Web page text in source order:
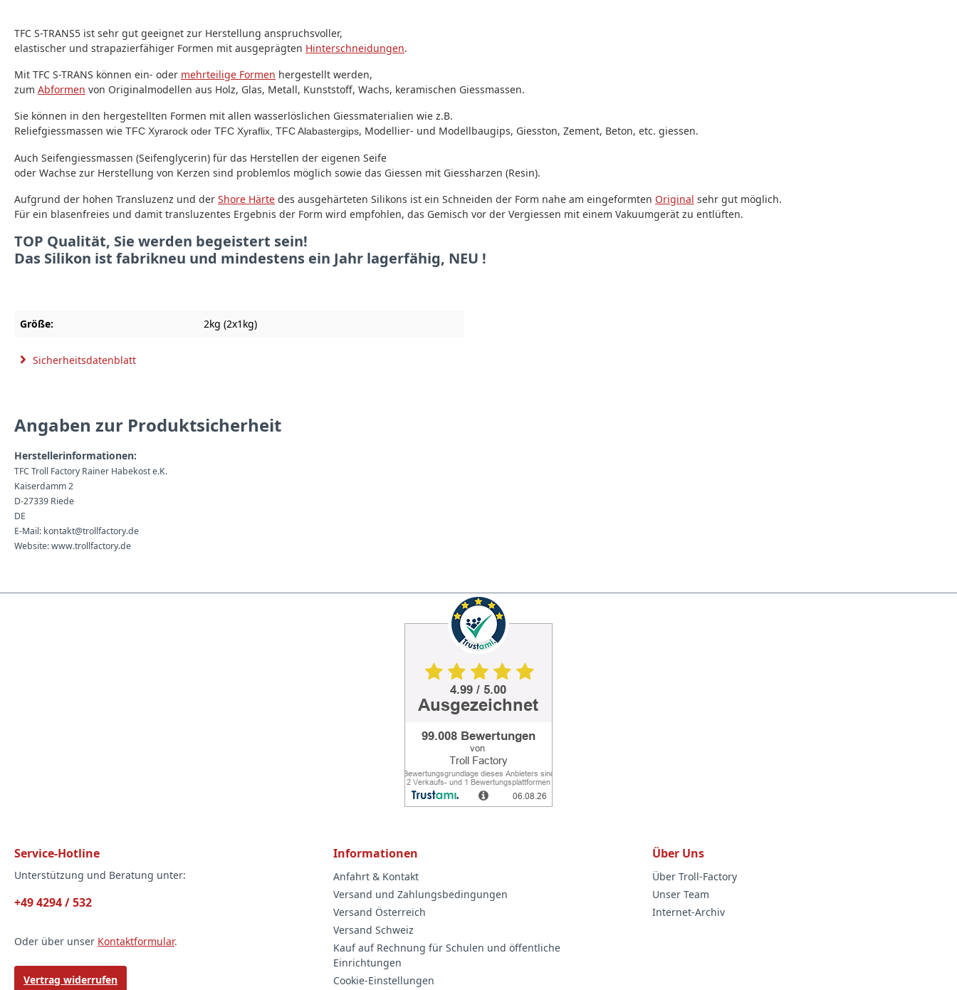
TFC S-TRANS5 ist sehr gut geeignet zur Herstellung anspruchsvoller,
elastischer und strapazierfähiger Formen mit ausgeprägten Hinterschneidungen.
Mit TFC S-TRANS können ein- oder mehrteilige Formen hergestellt werden,
zum Abformen von Originalmodellen aus Holz, Glas, Metall, Kunststoff, Wachs, keramischen Giessmassen.
Sie können in den hergestellten Formen mit allen wasserlöslichen Giessmaterialien wie z.B.
Reliefgiessmassen wie TFC Xyrarock oder TFC Xyraflix, TFC Alabastergips, Modellier- und Modellbaugips, Giesston, Zement, Beton, etc. giessen.
Auch Seifengiessmassen (Seifenglycerin) für das Herstellen der eigenen Seife
oder Wachse zur Herstellung von Kerzen sind problemlos möglich sowie das Giessen mit Giessharzen (Resin).
Aufgrund der hohen Transluzenz und der Shore Härte des ausgehärteten Silikons ist ein Schneiden der Form nahe am eingeformten Original sehr gut möglich.
Für ein blasenfreies und damit transluzentes Ergebnis der Form wird empfohlen, das Gemisch vor der Vergiessen mit einem Vakuumgerät zu entlüften.
TOP Qualität, Sie werden begeistert sein!
Das Silikon ist fabrikneu und mindestens ein Jahr lagerfähig, NEU !
Größe: 2kg (2x1kg)
Sicherheitsdatenblatt
Angaben zur Produktsicherheit
Herstellerinformationen:
TFC Troll Factory Rainer Habekost e.K.
Kaiserdamm 2
D-27339 Riede
DE
E-Mail: kontakt@trollfactory.de
Website: www.trollfactory.de
Service-Hotline
Unterstützung und Beratung unter:
+49 4294 / 532
Oder über unser Kontaktformular.
Vertrag widerrufen
Informationen
Anfahrt & Kontakt
Versand und Zahlungsbedingungen
Versand Österreich
Versand Schweiz
Kauf auf Rechnung für Schulen und öffentliche
Einrichtungen
Cookie-Einstellungen
Über Uns
Über Troll-Factory
Unser Team
Internet-Archiv